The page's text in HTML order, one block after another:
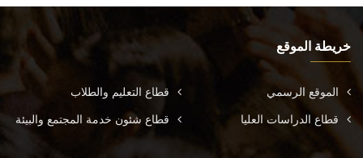
خريطة الموقع
الموقع الرسمي قطاع التعليم والطلاب
قطاع الدراسات العليا قطاع شئون خدمة المجتمع والبيئة